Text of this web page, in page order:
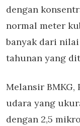
dengan
normal meter
banyak dari
tahunan yang
Melansir BMKG,
udara yang
dengan 2,5